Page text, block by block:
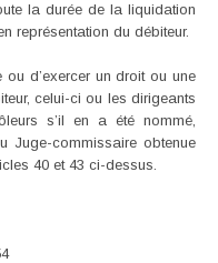
la durée de la liquidation
représentation du débiteur.
d’exercer un droit ou une
celui-ci ou les dirigeants
s’il en a été nommé,
Juge-commissaire obtenue
40 et 43 ci-dessus.